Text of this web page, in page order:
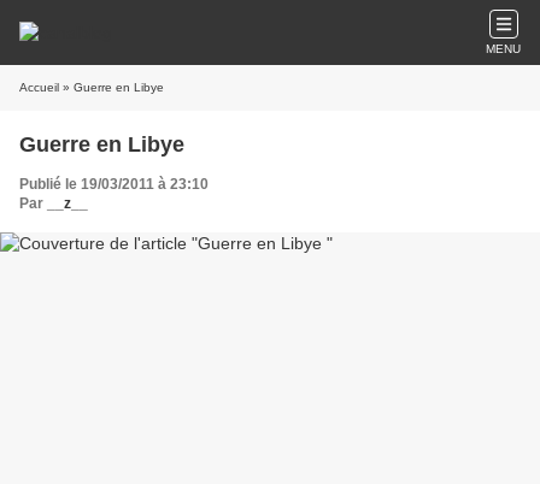
MENU
Accueil » Guerre en Libye
Guerre en Libye
Publié le 19/03/2011 à 23:10
Par
__z__